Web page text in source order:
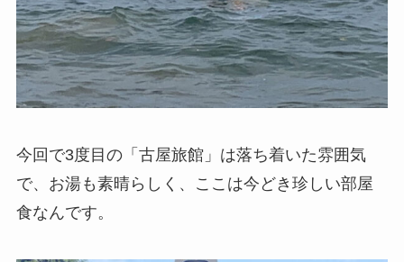
今回で3度目の「古屋旅館」は落ち着いた雰囲気
で、お湯も素晴らしく、ここは今どき珍しい部屋
食なんです。